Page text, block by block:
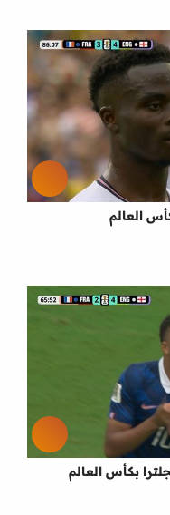
العالم
بكأس العالم